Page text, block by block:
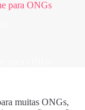
para ONGs
muitas ONGs,